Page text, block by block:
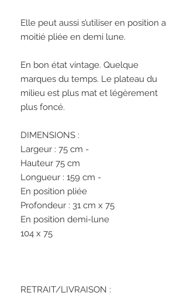
Elle peut aussi s’utiliser en position a
moitié pliée en demi lune.
En bon état vintage. Quelque
marques du temps. Le plateau du
milieu est plus mat et légèrement
plus foncé.
DIMENSIONS :
Largeur : 75 cm -
Hauteur 75 cm
Longueur : 159 cm -
En position pliée
Profondeur : 31 cm x 75
En position demi-lune
104 x 75
RETRAIT/LIVRAISON :